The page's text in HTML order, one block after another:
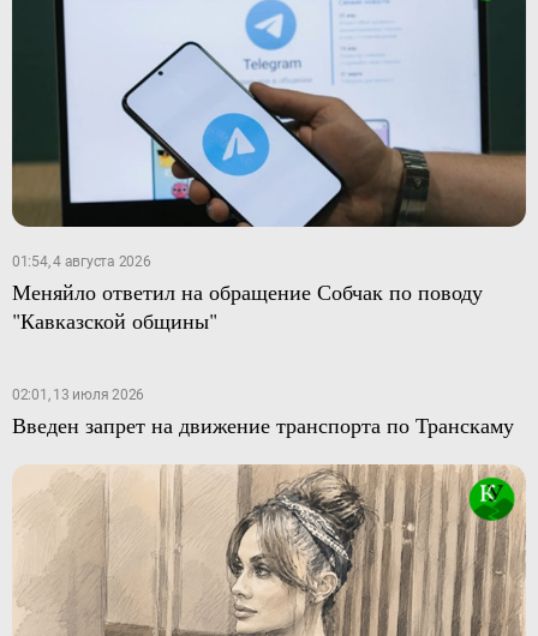
01:54, 4 августа 2026
Меняйло ответил на обращение Собчак по поводу
"Кавказской общины"
02:01, 13 июля 2026
Введен запрет на движение транспорта по Транскаму